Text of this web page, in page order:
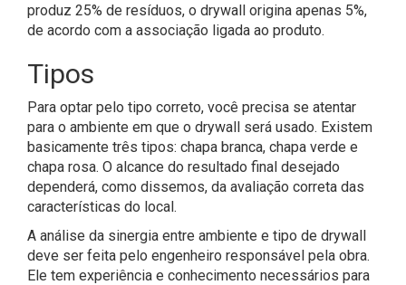
produz 25% de resíduos, o drywall origina apenas 5%,
de acordo com a associação ligada ao produto.
Tipos
Para optar pelo tipo correto, você precisa se atentar
para o ambiente em que o drywall será usado. Existem
basicamente três tipos: chapa branca, chapa verde e
chapa rosa. O alcance do resultado final desejado
dependerá, como dissemos, da avaliação correta das
características do local.
A análise da sinergia entre ambiente e tipo de drywall
deve ser feita pelo engenheiro responsável pela obra.
Ele tem experiência e conhecimento necessários para